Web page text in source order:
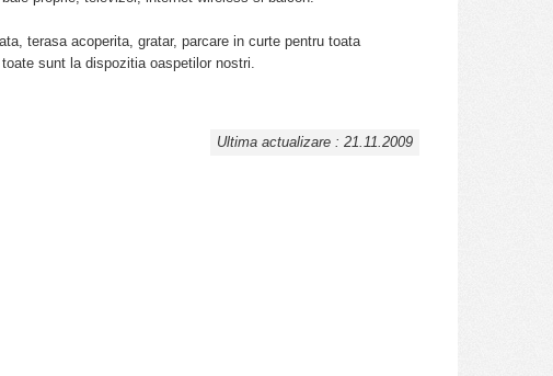
terasa acoperita, gratar, parcare in curte pentru toata
sunt la dispozitia oaspetilor nostri.
Ultima actualizare : 21.11.2009